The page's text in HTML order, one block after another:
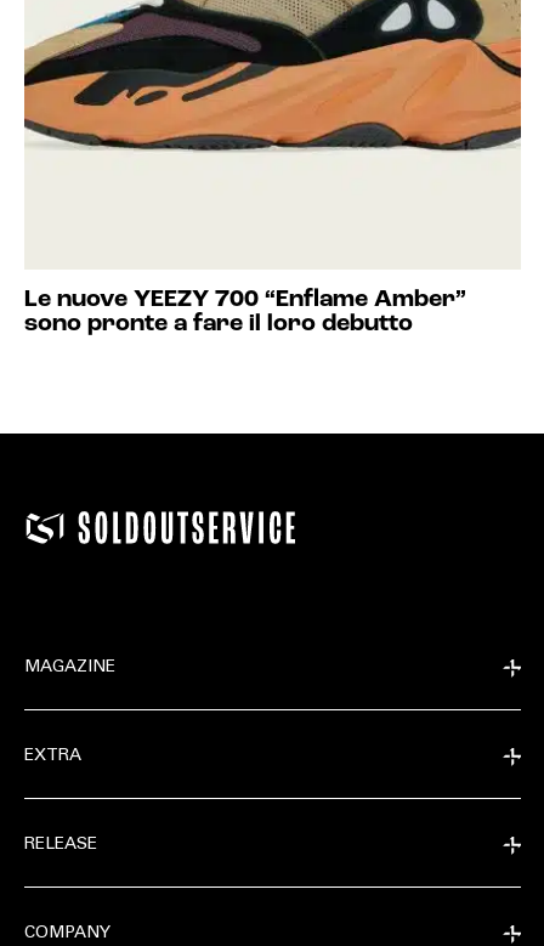
Le nuove YEEZY 700 “Enflame Amber”
sono pronte a fare il loro debutto
MAGAZINE
EXTRA
RELEASE
COMPANY